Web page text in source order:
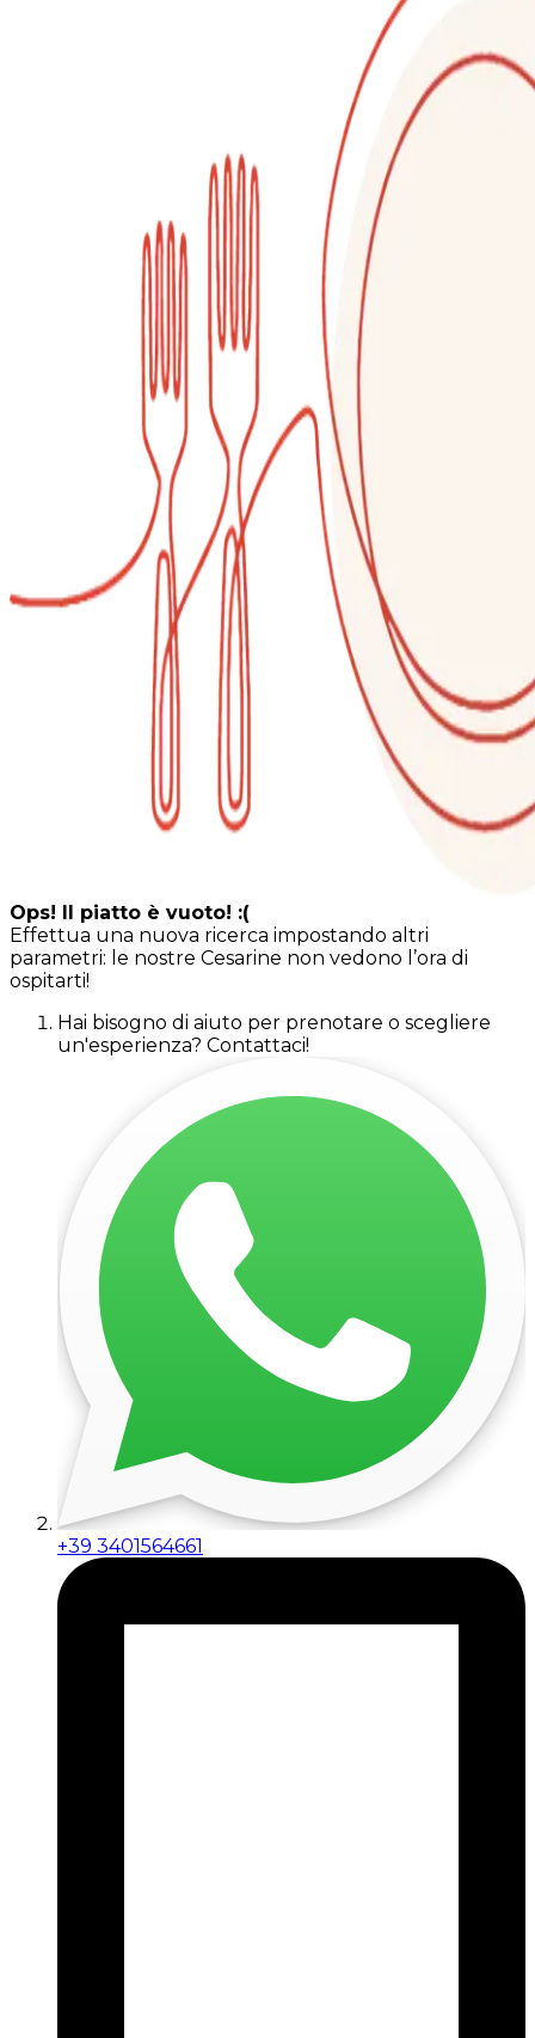
Ops! Il piatto è vuoto! :(
Effettua una nuova ricerca impostando altri
parametri: le nostre Cesarine non vedono l’ora di
ospitarti!
Hai bisogno di aiuto per prenotare o scegliere
un'esperienza? Contattaci!
+39 3401564661